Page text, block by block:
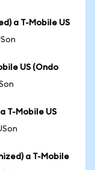
a T-Mobile US
US (Ondo
T-Mobile US
a T-Mobile